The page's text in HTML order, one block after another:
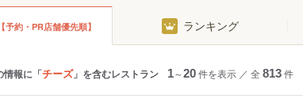
ＥＸＰ）
【予約・PR店舗優先順】 ランキング
情報に「チーズ」を含むレストラン 1～20件を表示 ／ 全 813件